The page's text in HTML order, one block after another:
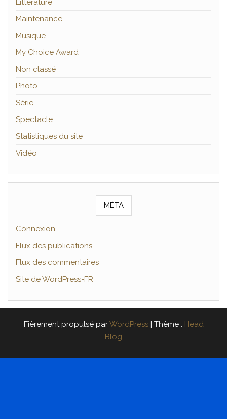
Littérature
Maintenance
Musique
My Choice Award
Non classé
Photo
Série
Spectacle
Statistiques du site
Vidéo
MÉTA
Connexion
Flux des publications
Flux des commentaires
Site de WordPress-FR
Fièrement propulsé parWordPress | Thème : Head
Blog